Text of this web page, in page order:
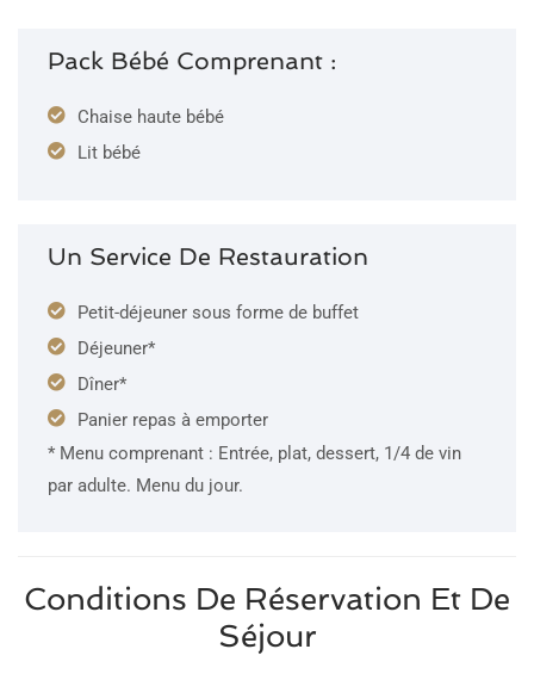
Pack Bébé Comprenant :
Chaise haute bébé
Lit bébé
Un Service De Restauration
Petit-déjeuner sous forme de buffet
Déjeuner*
Dîner*
Panier repas à emporter
* Menu comprenant : Entrée, plat, dessert, 1/4 de vin
par adulte. Menu du jour.
Conditions De Réservation Et De
Séjour